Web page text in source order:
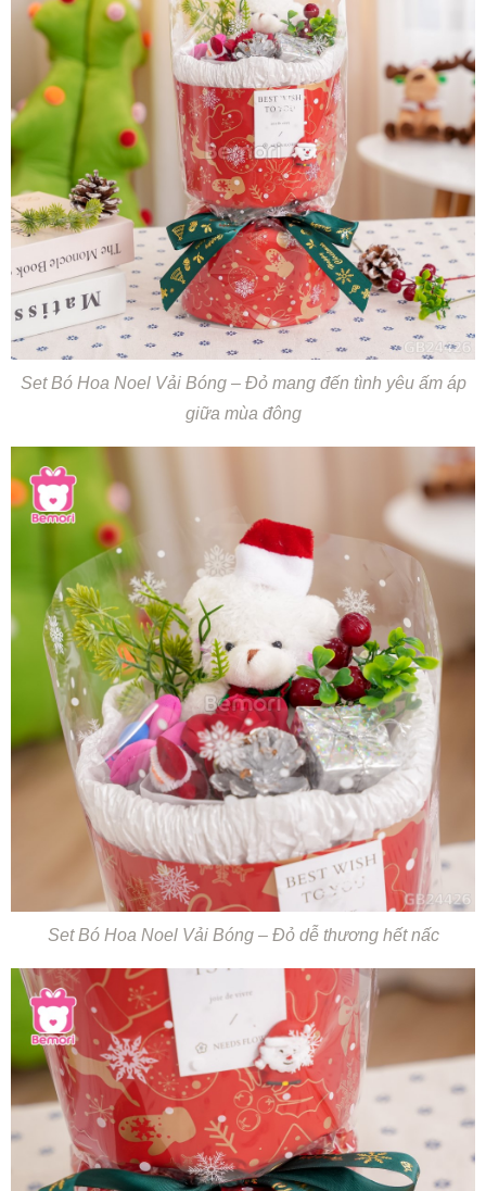
Set Bó Hoa Noel Vải Bóng – Đỏ mang đến tình yêu ấm áp
giữa mùa đông
Set Bó Hoa Noel Vải Bóng – Đỏ dễ thương hết nấc